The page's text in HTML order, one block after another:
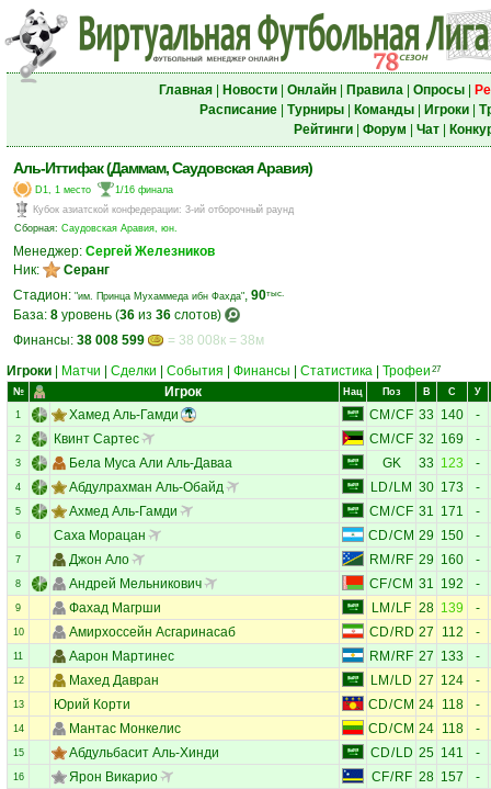
Главная| Новости| Онлайн| Правила| Опросы|
Расписание| Турниры| Команды| Игроки|
Рейтинги| Форум Чат|
Аль-Иттифак (Даммам, Саудовская Аравия)
D1, 1 место
1/16 финала
Кубок азиатской конфедерации: 3-ий отборочный раунд
Сборная: Саудовская Аравия, юн.
Менеджер: Сергей Железников
Ник:
Серанг
Стадион: "им. Принца Мухаммеда ибн Фахда", 90тыс.
База: 8 уровень (36 из 36 слотов)
Финансы: 38 008 599
= 38 008к = 38м
Игроки
Матчи Сделки События Финансы Статистика Трофеи 27
№ Игрок Нац Поз В С У
1 Хамед Аль-Гамди CM /CF 33 140 -
2 Квинт Сартес CM /CF 32 169 -
3 Бела Муса Али Аль-Даваа GK 33 123 -
4 Абдулрахман Аль-Обайд LD/ LM 30 173 -
5 Ахмед Аль-Гамди CM /CF 31 171 -
6 Саха Морацан CD/CM 29 150 -
7 Джон Ало RM / RF 29 160 -
8 Андрей Мельникович CF/CM 31 192 -
9 Фахад Магрши LM / LF 28 139 -
10 Амирхоссейн Асгаринасаб CD/RD 27 112 -
11 Аарон Мартинес RM / RF 27 133 -
12 Махед Давран LM / LD 27 124 -
13 Юрий Корти CD/CM 24 118 -
14 Мантас Монкелис CD/CM 24 118 -
15 Абдульбасит Аль-Хинди CD/LD 25 141 -
16 Ярон Викарио CF/RF 28 157 -